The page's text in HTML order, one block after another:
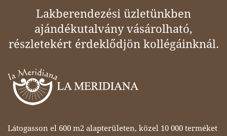
Lakberendezési üzletünkben
ajándékutalvány vásárolható,
részletekért érdeklődjön kollégáinknál.
Látogasson el 600 m2 alapterületen, közel 10 000 terméket